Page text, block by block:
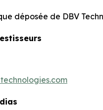
déposée de DBV